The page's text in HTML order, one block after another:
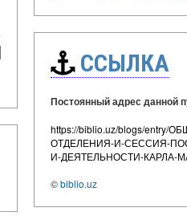
ССЫЛКА
Постоянный адрес данной
https://biblio.uz/blogs/entry/
ОТДЕЛЕНИЯ-И-СЕССИЯ-
И-ДЕЯТЕЛЬНОСТИ-КАРЛА-
©biblio.uz